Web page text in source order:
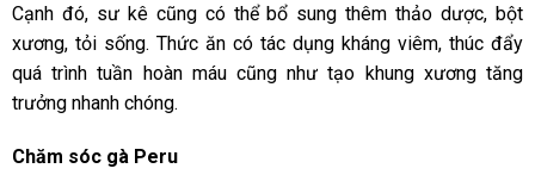
Cạnh đó, sư kê cũng có thể bổ sung thêm thảo dược, bột
xương, tỏi sống. Thức ăn có tác dụng kháng viêm, thúc đẩy
quá trình tuần hoàn máu cũng như tạo khung xương tăng
trưởng nhanh chóng.
Chăm sóc gà Peru